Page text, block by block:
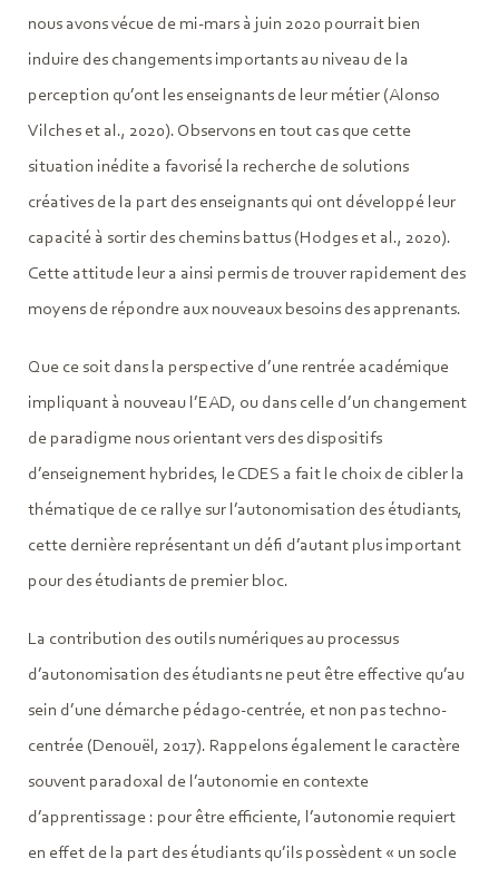
nous avons vécue de mi-mars à juin 2020 pourrait bien
induire des changements importants au niveau de la
perception qu’ont les enseignants de leur métier (Alonso
Vilches et al., 2020). Observons en tout cas que cette
situation inédite a favorisé la recherche de solutions
créatives de la part des enseignants qui ont développé leur
capacité à sortir des chemins battus (Hodges et al., 2020).
Cette attitude leur a ainsi permis de trouver rapidement des
moyens de répondre aux nouveaux besoins des apprenants.
Que ce soit dans la perspective d’une rentrée académique
impliquant à nouveau l’EAD, ou dans celle d’un changement
de paradigme nous orientant vers des dispositifs
d’enseignement hybrides, le CDES a fait le choix de cibler la
thématique de ce rallye sur l’autonomisation des étudiants,
cette dernière représentant un défi d’autant plus important
pour des étudiants de premier bloc.
La contribution des outils numériques au processus
d’autonomisation des étudiants ne peut être effective qu’au
sein d’une démarche pédago-centrée, et non pas techno-
centrée (Denouël, 2017). Rappelons également le caractère
souvent paradoxal de l’autonomie en contexte
d’apprentissage : pour être efficiente, l’autonomie requiert
en effet de la part des étudiants qu’ils possèdent « un socle